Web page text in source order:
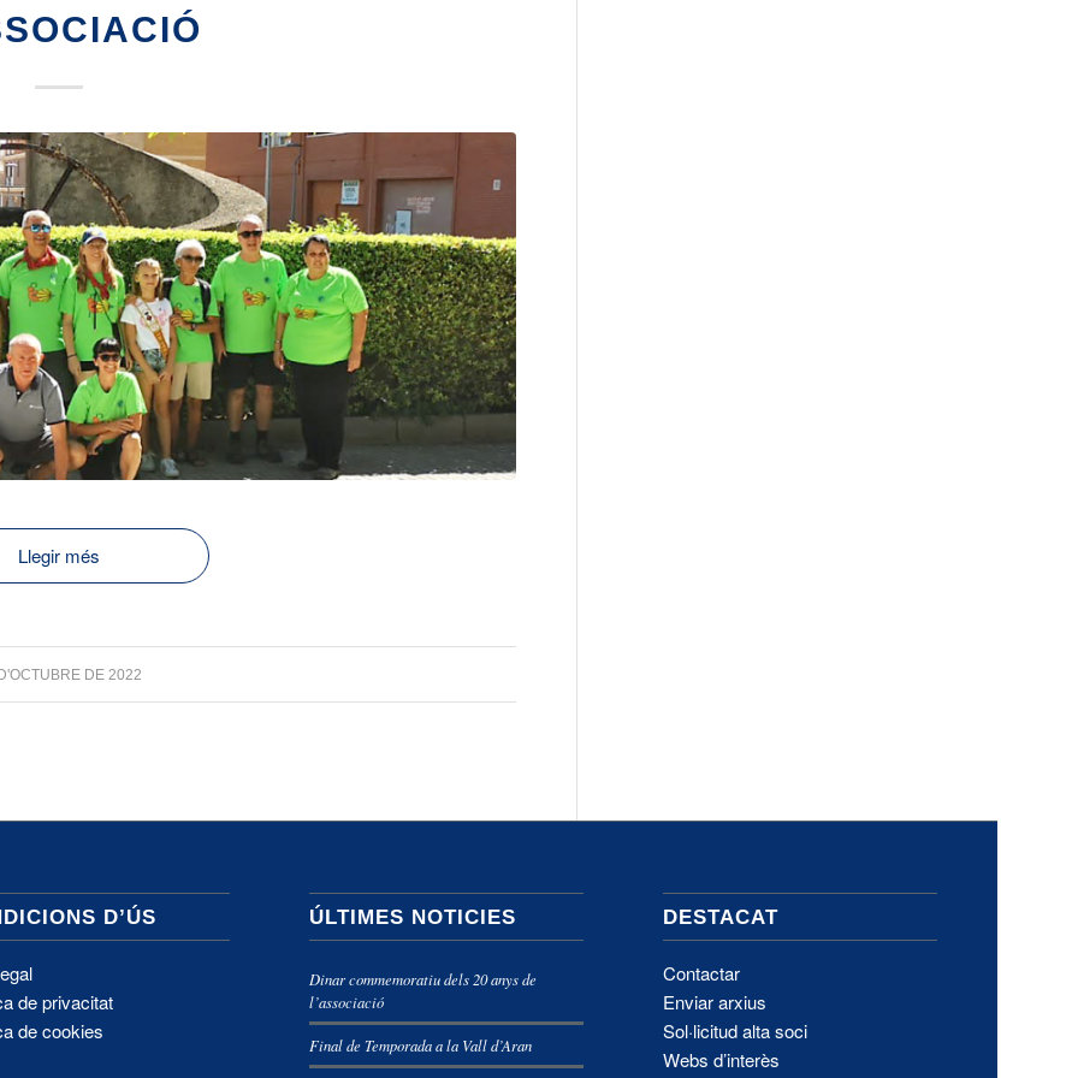
Llegir més
DE 2022
D’ÚS
de privacitat
de cookies
ÚLTIMES NOTICIES
Dinar commemoratiu dels 20 anys de
l’associació
Final de Temporada a la Vall d’Aran
DESTACAT
Contactar
Enviar arxius
Sol·licitud alta soci
Webs d’interès